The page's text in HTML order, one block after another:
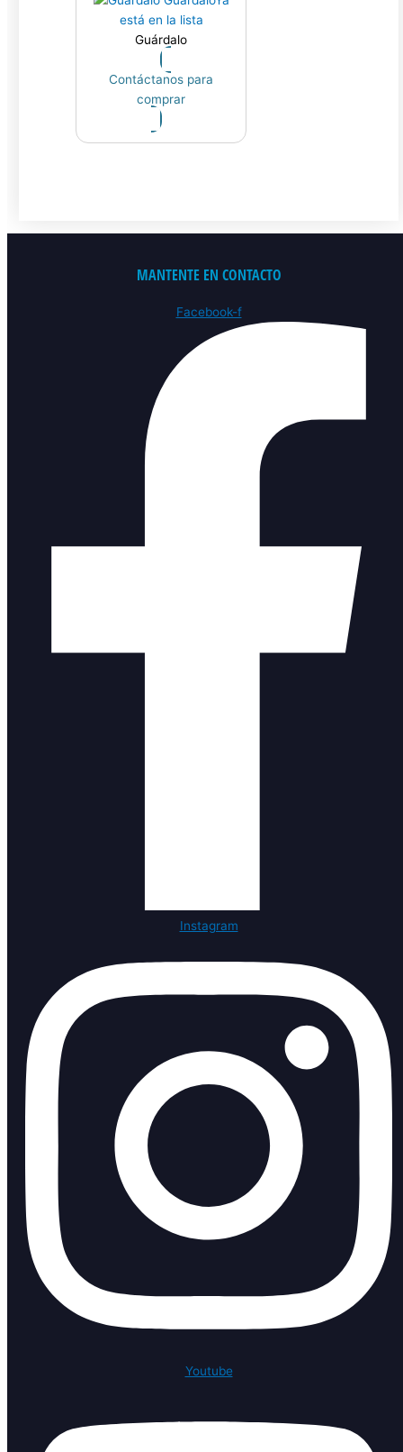
está en la lista
Guárdalo
Contáctanos para
comprar
MANTENTE EN CONTACTO
Facebook-f
Instagram
Youtube